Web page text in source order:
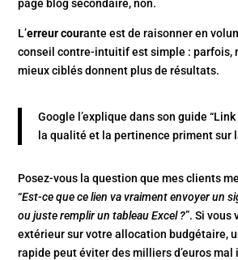
page blog secondaire, non.
L’erreur courante est de raisonner en
conseil contre-intuitif est simple : parfois,
mieux ciblés donnent plus de résultats.
Google l’explique dans son guide
la qualité et la pertinence priment sur
Posez-vous la question que mes clients
“Est-ce que ce lien va vraiment envoyer un
ou juste remplir un tableau Excel ?”. Si vous
extérieur sur votre allocation budgétaire,
rapide peut éviter des milliers d’euros mal